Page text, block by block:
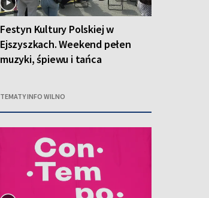
Festyn Kultury Polskiej w
Ejszyszkach. Weekend pełen
muzyki, śpiewu i tańca
TEMATY INFO WILNO